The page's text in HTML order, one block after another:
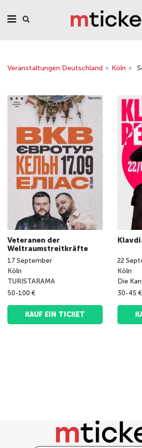
Veranstaltungen Deutschland » Köln »
Veteranen der
Weltraumstreitkräfte
17 September
Köln
TURISTARAMA
50-100 €
KAUF EIN TICKET
22
Köln
Die
30-45 €